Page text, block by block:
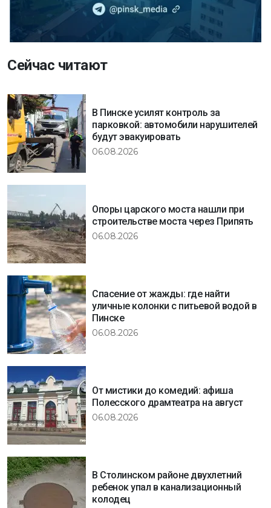
Сейчас читают
В Пинске усилят контроль за
парковкой: автомобили нарушителей
будут эвакуировать
06.08.2026
Опоры царского моста нашли при
строительстве моста через Припять
06.08.2026
Спасение от жажды: где найти
уличные колонки с питьевой водой в
Пинске
06.08.2026
От мистики до комедий: афиша
Полесского драмтеатра на август
06.08.2026
В Столинском районе двухлетний
ребенок упал в канализационный
колодец